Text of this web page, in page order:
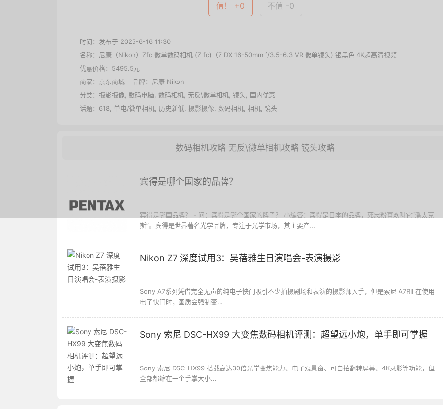
值！ +0 不值 -0
时间：发布于 2025-6-16 11:30
名称：
尼康（Nikon）Zfc 微单数码相机 (Z fc)（Z DX 16-50mm f/3.5-6.3 VR 微单镜头) 银黑色 4K超高清视频
优惠价格： 5495.5元
商家： 京东商城 品牌：
尼康 Nikon
分类： 摄影摄像 数码电脑 数码相机 无反\微单相机 镜头
国内优惠
话题： 618 单电/微单相机 历史新低 摄影摄像 数码相机 相机 镜头
数码相机攻略 无反\微单相机攻略 镜头攻略
宾得是哪个国家的品牌？
宾得是哪国品牌？ - 问：宾得是哪个国家的牌子？ 小编答：宾得是日本的品牌，死忠粉喜欢叫它“潘太克
斯”。宾得是世界著名光学品牌，专注于光学市场，其主要产...
Nikon Z7 深度试用3：吴蓓雅生日演唱会-表演摄影
Sony A7系列凭借完全无声的纯电子快门吸引不少拍摄剧场和表演的摄影师入手，但是索尼 A7RII 在使用
电子快门时，画质会强制变...
Sony 索尼 DSC-HX99 大变焦数码相机评测：超望远小炮，单手即可掌握
Sony 索尼 DSC-HX99 搭载高达30倍光学变焦能力、电子观景窗、可自拍翻转屏幕、4K录影等功能，但
全部都缩在一个手掌大小...